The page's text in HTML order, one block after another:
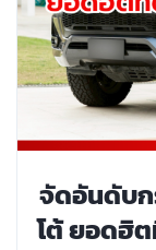
จัดอันดับก
โต้ ยอดฮิ